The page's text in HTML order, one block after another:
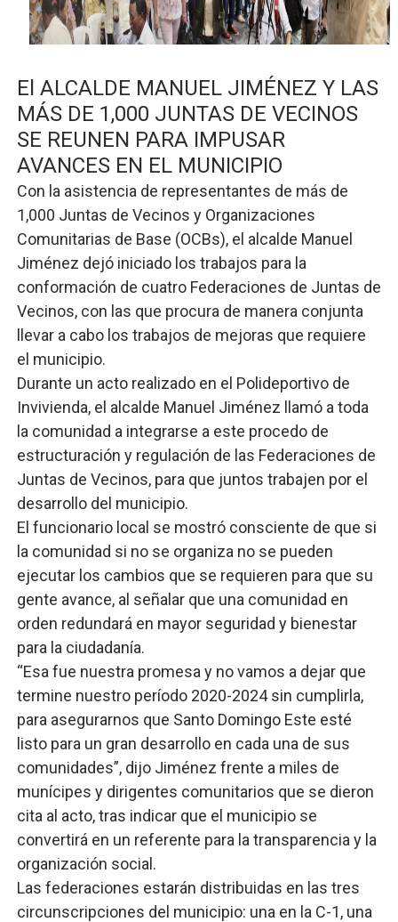
SNS y el SRSO actualizan Manual de Comunicación
DGPCF: 55 años sembrando desarrollo y
Operativo interagencial frena delitos ambientales y
-Propeep y Gestión Presidencial encabezan entrega
El ALCALDE MANUEL JIMÉNEZ Y LAS
MÁS DE 1,000 JUNTAS DE VECINOS
SE REUNEN PARA IMPUSAR
AVANCES EN EL MUNICIPIO
Con la asistencia de representantes de más de
1,000 Juntas de Vecinos y Organizaciones
Comunitarias de Base (OCBs), el alcalde Manuel
Jiménez dejó iniciado los trabajos para la
conformación de cuatro Federaciones de Juntas de
Vecinos, con las que procura de manera conjunta
llevar a cabo los trabajos de mejoras que requiere
el municipio.
Durante un acto realizado en el Polideportivo de
Invivienda, el alcalde Manuel Jiménez llamó a toda
la comunidad a integrarse a este procedo de
estructuración y regulación de las Federaciones de
Juntas de Vecinos, para que juntos trabajen por el
desarrollo del municipio.
El funcionario local se mostró consciente de que si
la comunidad si no se organiza no se pueden
ejecutar los cambios que se requieren para que su
gente avance, al señalar que una comunidad en
orden redundará en mayor seguridad y bienestar
para la ciudadanía.
“Esa fue nuestra promesa y no vamos a dejar que
termine nuestro período 2020-2024 sin cumplirla,
para asegurarnos que Santo Domingo Este esté
listo para un gran desarrollo en cada una de sus
comunidades”, dijo Jiménez frente a miles de
munícipes y dirigentes comunitarios que se dieron
cita al acto, tras indicar que el municipio se
convertirá en un referente para la transparencia y la
organización social.
Las federaciones estarán distribuidas en las tres
circunscripciones del municipio: una en la C-1, una